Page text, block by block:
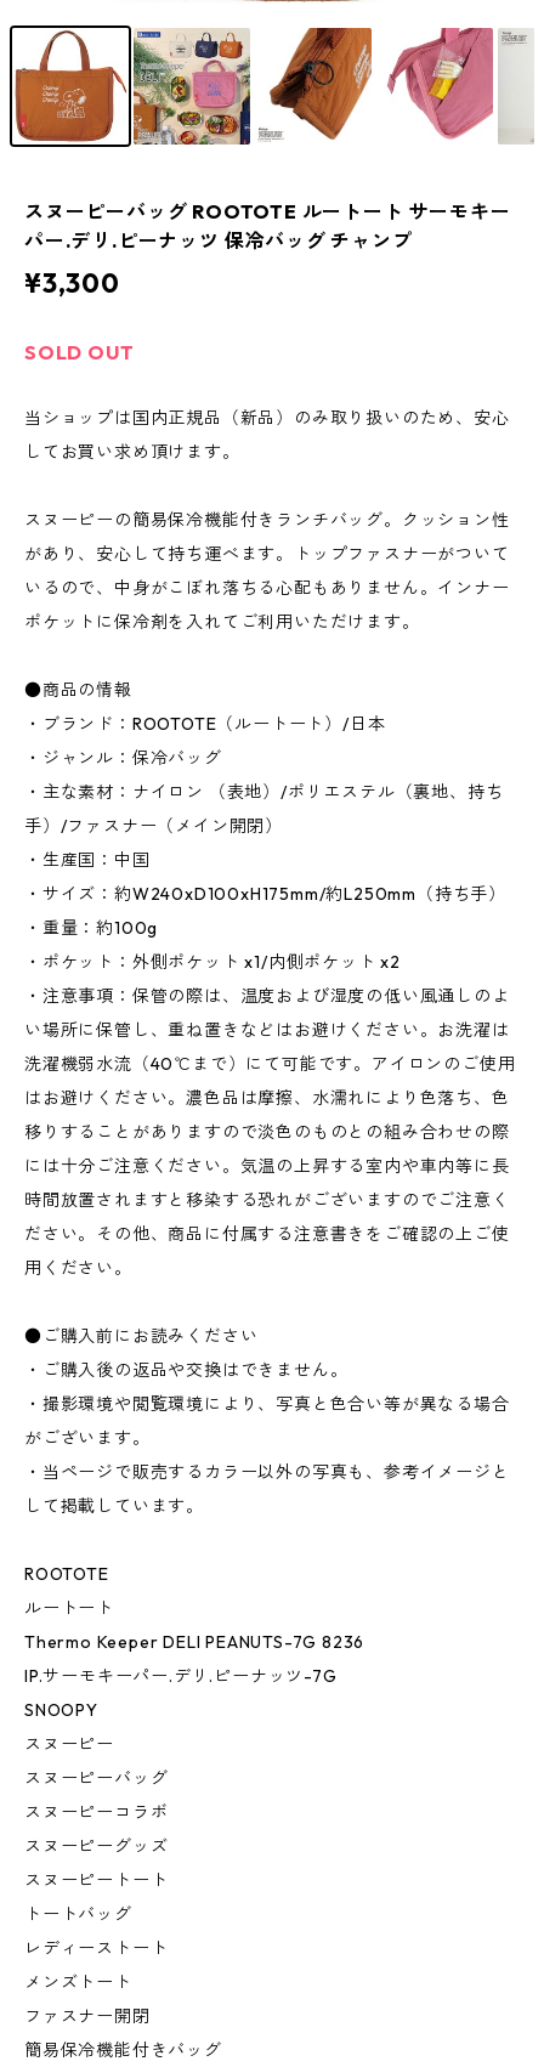
スヌーピーバッグ ROOTOTE ルートート サーモキー
パー.デリ.ピーナッツ 保冷バッグ チャンプ
¥3,300
SOLD OUT
当ショップは国内正規品（新品）のみ取り扱いのため、安心
してお買い求め頂けます。
スヌーピーの簡易保冷機能付きランチバッグ。クッション性
があり、安心して持ち運べます。トップファスナーがついて
いるので、中身がこぼれ落ちる心配もありません。インナー
ポケットに保冷剤を入れてご利用いただけます。
●商品の情報
・ブランド：ROOTOTE（ルートート）/日本
・ジャンル：保冷バッグ
・主な素材：ナイロン （表地）/ポリエステル（裏地、持ち
手）/ファスナー（メイン開閉）
・生産国：中国
・サイズ：約W240xD100xH175mm/約L250mm（持ち手）
・重量：約100g
・ポケット：外側ポケット x1/内側ポケット x2
・注意事項：保管の際は、温度および湿度の低い風通しのよ
い場所に保管し、重ね置きなどはお避けください。お洗濯は
洗濯機弱水流（40℃まで）にて可能です。アイロンのご使用
はお避けください。濃色品は摩擦、水濡れにより色落ち、色
移りすることがありますので淡色のものとの組み合わせの際
には十分ご注意ください。気温の上昇する室内や車内等に長
時間放置されますと移染する恐れがございますのでご注意く
ださい。その他、商品に付属する注意書きをご確認の上ご使
用ください。
●ご購入前にお読みください
・ご購入後の返品や交換はできません。
・撮影環境や閲覧環境により、写真と色合い等が異なる場合
がございます。
・当ページで販売するカラー以外の写真も、参考イメージと
して掲載しています。
ROOTOTE
ルートート
Thermo Keeper DELI PEANUTS-7G 8236
IP.サーモキーパー.デリ.ピーナッツ-7G
SNOOPY
スヌーピー
スヌーピーバッグ
スヌーピーコラボ
スヌーピーグッズ
スヌーピートート
トートバッグ
レディーストート
メンズトート
ファスナー開閉
簡易保冷機能付きバッグ